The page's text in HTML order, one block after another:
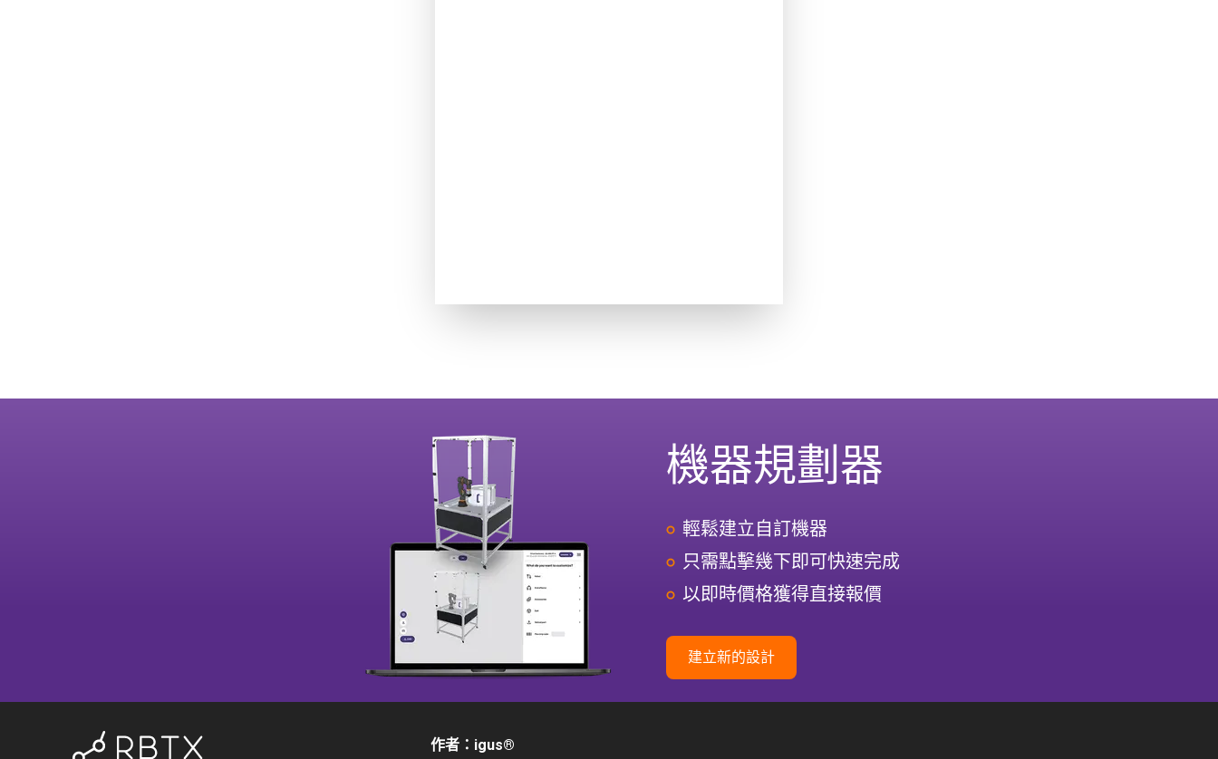
機器規劃器
輕鬆建立自訂機器
只需點擊幾下即可快速完成
以即時價格獲得直接報價
建立新的設計
作者：igus®